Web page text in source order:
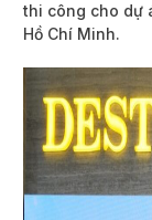
thi công cho dự
Hồ Chí Minh.